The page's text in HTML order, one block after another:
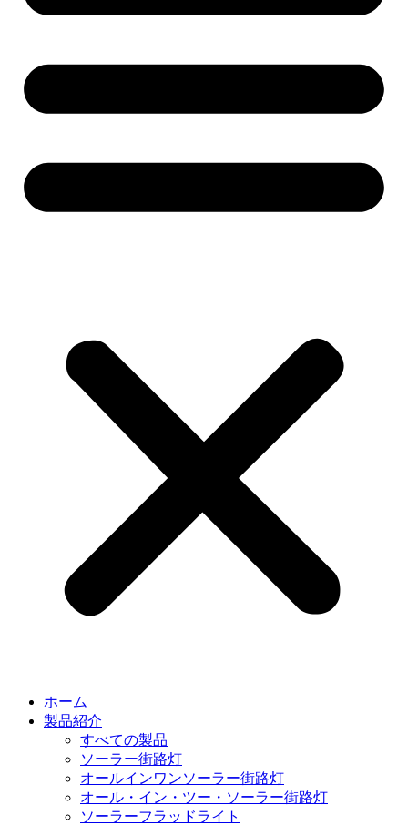
ホーム
製品紹介
すべての製品
ソーラー街路灯
オールインワンソーラー街路灯
オール・イン・ツー・ソーラー街路灯
ソーラーフラッドライト